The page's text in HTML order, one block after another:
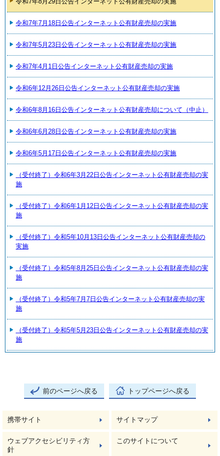
令和7年7月18日公告インターネット公有財産売却の実施
令和7年5月23日公告インターネット公有財産売却の実施
令和7年4月1日公告インターネット公有財産売却の実施
令和6年12月26日公告インターネット公有財産売却の実施
令和6年8月16日公告インターネット公有財産売却について（中止）
令和6年6月28日公告インターネット公有財産売却の実施
令和6年5月17日公告インターネット公有財産売却の実施
（受付終了）令和6年3月22日公告インターネット公有財産売却の実
施
（受付終了）令和6年1月12日公告インターネット公有財産売却の実
施
（受付終了）令和5年10月13日公告インターネット公有財産売却の
実施
（受付終了）令和5年8月25日公告インターネット公有財産売却の実
施
（受付終了）令和5年7月7日公告インターネット公有財産売却の実
施
（受付終了）令和5年5月23日公告インターネット公有財産売却の実
施
前のページへ戻る トップページへ戻る
携帯サイト サイトマップ
ウェブアクセシビリティ方
針
このサイトについて